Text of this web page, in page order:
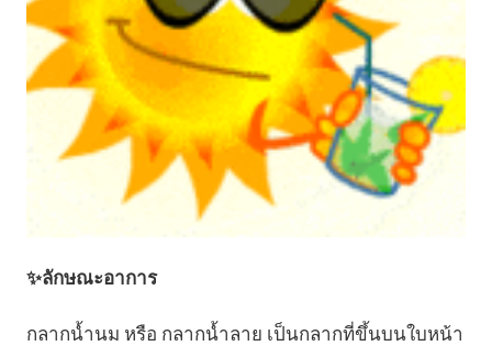
✨ลักษณะอาการ
กลากน้ำนม หรือ กลากน้ำลาย เป็นกลากที่ขึ้นบนใบหน้า